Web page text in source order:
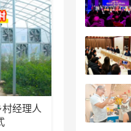
村经理人